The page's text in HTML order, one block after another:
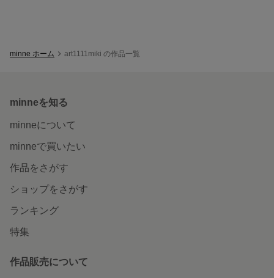
minne ホーム art1111miki の作品一覧
minneを知る
minneについて
minneで買いたい
作品をさがす
ショップをさがす
ランキング
特集
作品販売について